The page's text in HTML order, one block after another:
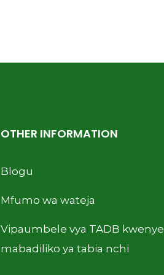
OTHER INFORMATION
Blogu
Mfumo wa wateja
Vipaumbele vya TADB kwenye
mabadiliko ya tabia nchi